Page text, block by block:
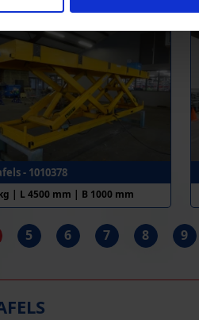
- 1010378
| L 4500 mm | B 1000 mm
5 6 7 8 9